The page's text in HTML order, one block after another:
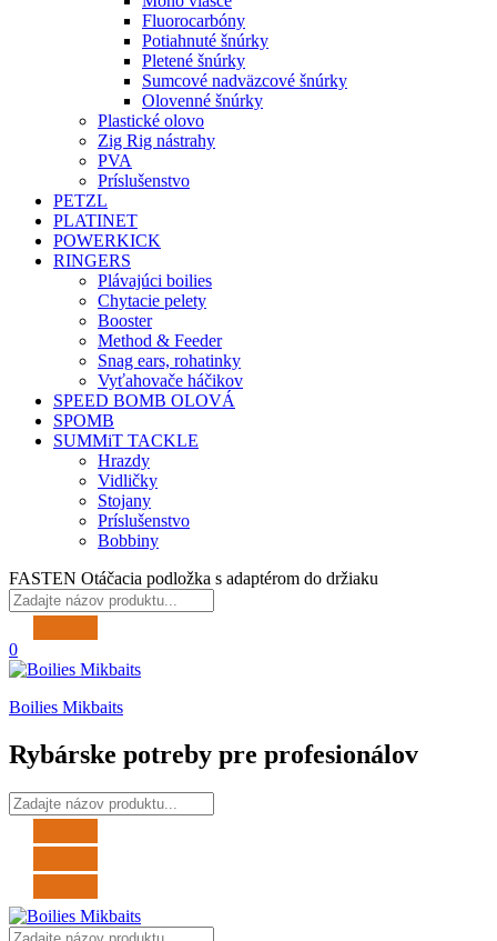
Fluorocarbóny
Potiahnuté šnúrky
Pletené šnúrky
Sumcové nadväzcové šnúrky
Olovenné šnúrky
Plastické olovo
Zig Rig nástrahy
PVA
Príslušenstvo
PETZL
PLATINET
POWERKICK
RINGERS
Plávajúci boilies
Chytacie pelety
Booster
Method & Feeder
Snag ears, rohatinky
Vyťahovače háčikov
SPEED BOMB OLOVÁ
SPOMB
SUMMiT TACKLE
Hrazdy
Vidličky
Stojany
Príslušenstvo
Bobbiny
FASTEN Otáčacia podložka s adaptérom do držiaku
0
Boilies Mikbaits
Rybárske potreby pre profesionálov